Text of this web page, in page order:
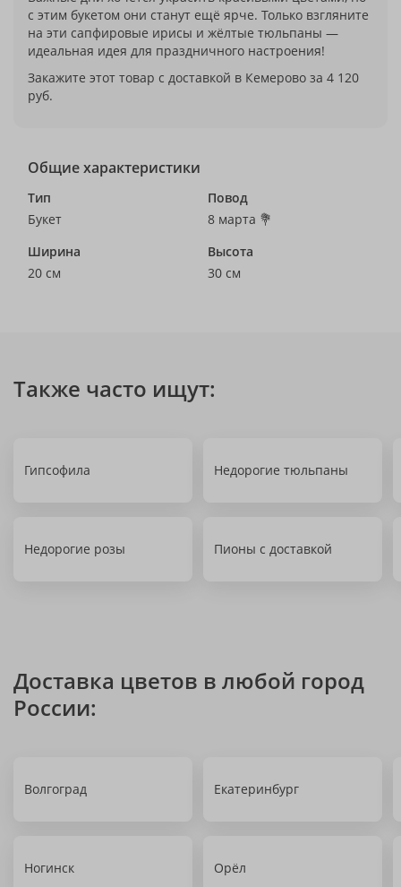
с этим букетом они станут ещё ярче. Только взгляните
на эти сапфировые ирисы и жёлтые тюльпаны —
идеальная идея для праздничного настроения!
Закажите этот товар с доставкой в Кемерово за 4 120
руб.
Общие характеристики
Тип
Букет
Повод
8 марта 💐
Ширина
20 см
Высота
30 см
Также часто ищут:
Гипсофила Недорогие тюльпаны
Недорогие розы Пионы с доставкой
Доставка цветов в любой город
России:
Волгоград Екатеринбург
Ногинск Орёл